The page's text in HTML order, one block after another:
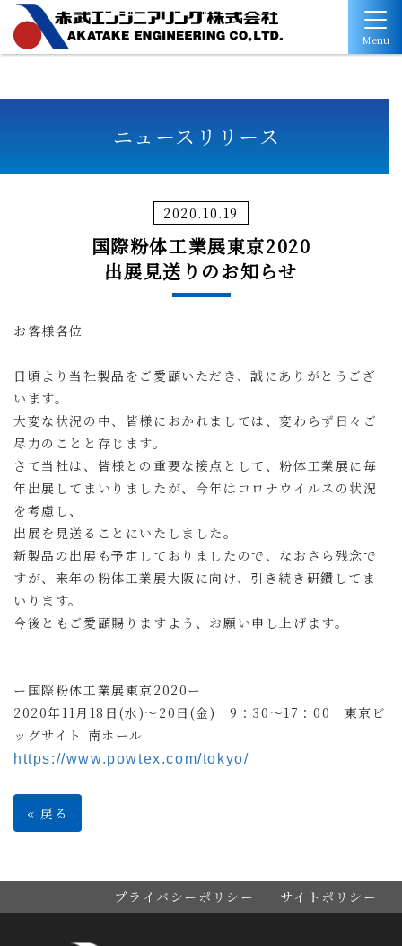
Menu
ニュースリリース
2020.10.19
国際粉体工業展東京2020
出展見送りのお知らせ
お客様各位
日頃より当社製品をご愛顧いただき、誠にありがとうござ
います。
大変な状況の中、皆様におかれましては、変わらず日々ご
尽力のことと存じます。
さて当社は、皆様との重要な接点として、粉体工業展に毎
年出展してまいりましたが、今年はコロナウイルスの状況
を考慮し、
出展を見送ることにいたしました。
新製品の出展も予定しておりましたので、なおさら残念で
すが、来年の粉体工業展大阪に向け、引き続き研鑽してま
いります。
今後ともご愛顧賜りますよう、お願い申し上げます。
ー国際粉体工業展東京2020ー
2020年11月18日(水)～20日(金) 9：30～17：00 東京ビ
ッグサイト 南ホール
https://www.powtex.com/tokyo/
«戻る
プライバシーポリシー サイトポリシー